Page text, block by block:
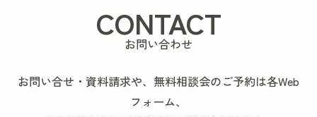
CONTACT
お問い合わせ
お問い合せ・資料請求や、無料相談会のご予約は各Web
フォーム、